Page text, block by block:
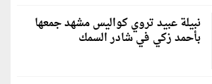
نبيلة عبيد تروي كواليس مشهد جمعها
بأحمد زكي في شادر السمك